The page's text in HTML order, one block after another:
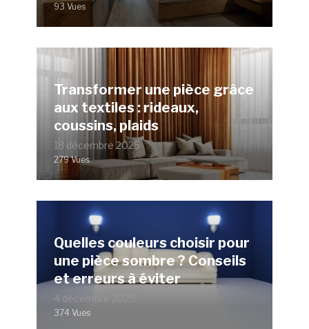
93 Vues
Transformer une pièce grâce
aux textiles : rideaux,
coussins, plaids
18 décembre 2025
279 Vues
Quelles couleurs choisir pour
une pièce sombre ? Conseils
et erreurs à éviter
4 décembre 2025
374 Vues